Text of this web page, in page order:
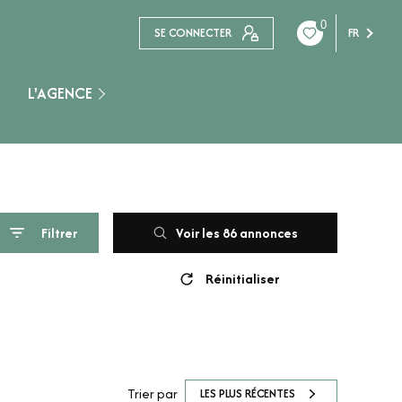
SE CONNECTER 0 FR
L'AGENCE
Filtrer Voir les 86annonces
Réinitialiser
Trier par LES PLUS RÉCENTES